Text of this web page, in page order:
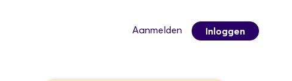
Aanmelden Inloggen